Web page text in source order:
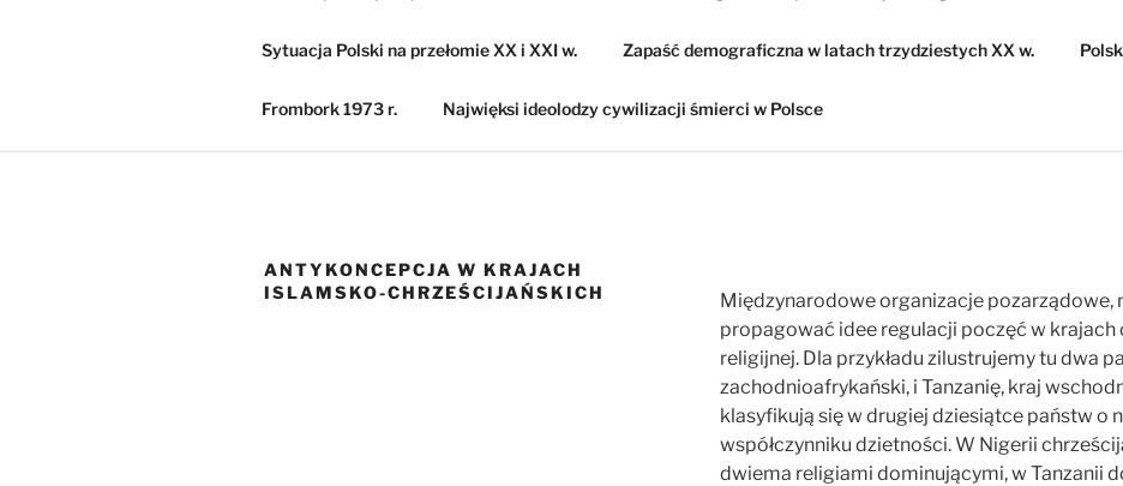
Sytuacja Polski na przełomie XX i XXI w. Zapaść demograficzna w latach trzydziestych XX w.
Frombork 1973 r. Najwięksi ideolodzy cywilizacji śmierci w Polsce
ANTYKONCEPCJA W KRAJACH
ISLAMSKO-CHRZEŚCIJAŃSKICH
Międzynarodowe organizacje pozarządowe,
propagować idee regulacji poczęć w krajach
religijnej. Dla przykładu zilustrujemy tu dwa
zachodnioafrykański, i Tanzanię, kraj
klasyfikują się w drugiej dziesiątce państw o
współczynniku dzietności. W Nigerii
dwiema religiami dominującymi, w Tanzanii